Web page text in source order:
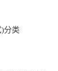
分类